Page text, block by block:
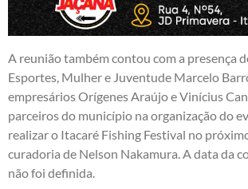
A reunião também contou com a presença
Esportes, Mulher e Juventude Marcelo
empresários Orígenes Araújo e Vinícius
parceiros do município na organização do
realizar o Itacaré Fishing Festival no
curadoria de Nelson Nakamura. A data da
não foi definida.